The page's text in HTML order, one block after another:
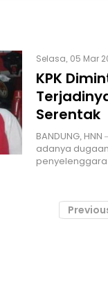
Selasa, 05 Mar
KPK
Serentak
BANDUNG,
adanya